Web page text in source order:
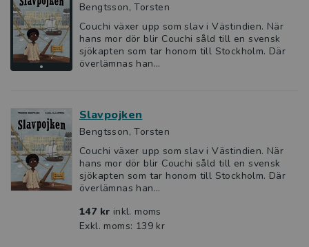
Bengtsson, Torsten
Couchi växer upp som slav i Västindien. När
hans mor dör blir Couchi såld till en svensk
sjökapten som tar honom till Stockholm. Där
överlämnas han...
Slavpojken
Bengtsson, Torsten
Couchi växer upp som slav i Västindien. När
hans mor dör blir Couchi såld till en svensk
sjökapten som tar honom till Stockholm. Där
överlämnas han...
147 kr inkl. moms
Exkl. moms: 139 kr